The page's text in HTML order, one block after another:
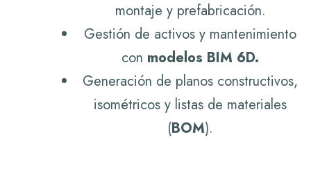
montaje y prefabricación.
Gestión de activos y mantenimiento
con modelos BIM 6D.
Generación de planos constructivos,
isométricos y listas de materiales
(BOM).